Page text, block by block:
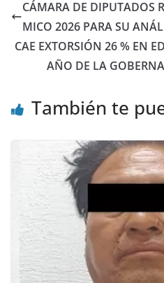
CÁMARA DE DIPUTADOS
MICO 2026 PARA SU
CAE EXTORSIÓN 26 % EN
AÑO DE LA
También te